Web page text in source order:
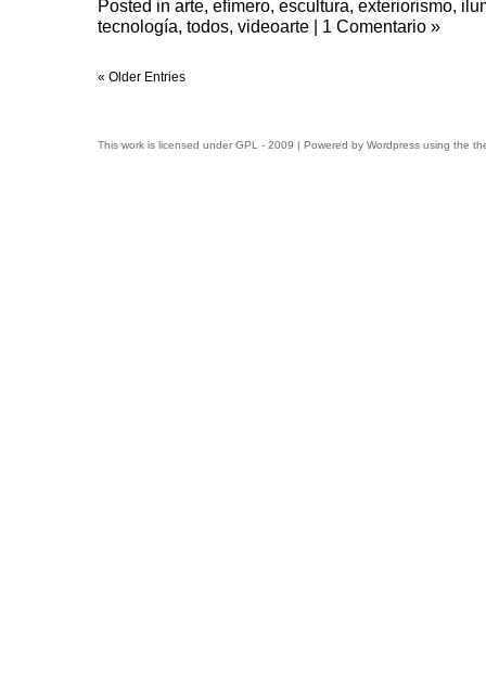
Posted in arte, efímero, escultura, exteriorismo,
tecnología, todos, videoarte | 1 Comentario »
« Older Entries
This work is licensed under GPL - 2009 | Powered by Wordpress using the